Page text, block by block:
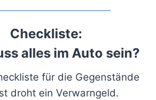
Checkliste:
alles im Auto sein?
für die Gegenstände
droht ein Verwarngeld.